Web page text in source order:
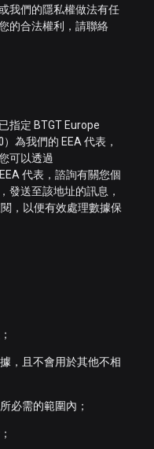
我們的隱私權做法有任
的合法權利，請聯絡
指定 BTGT Europe
為我們的 EEA 代表，
可以透過
代表，諮詢有關您個
發送至該地址的訊息，
，以便有效處理數據保
，且不會用於其他不相
必需的範圍內；